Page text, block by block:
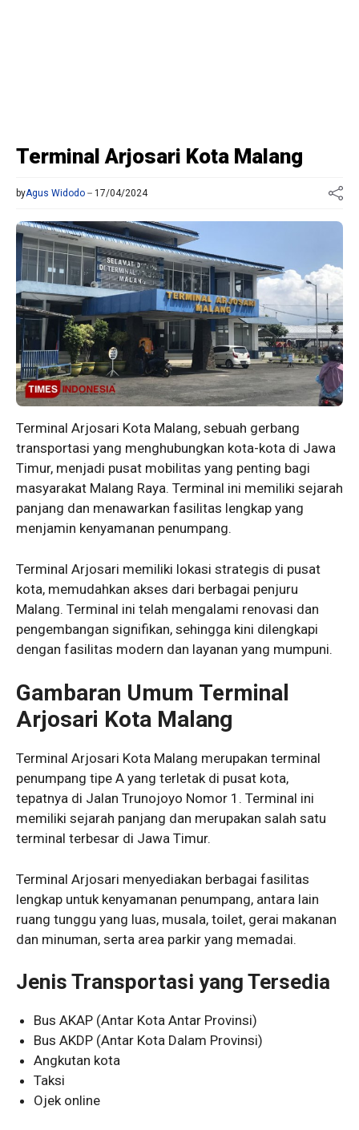
Terminal Arjosari Kota Malang
byAgus Widodo 17/04/2024
Terminal Arjosari Kota Malang, sebuah gerbang
transportasi yang menghubungkan kota-kota di Jawa
Timur, menjadi pusat mobilitas yang penting bagi
masyarakat Malang Raya. Terminal ini memiliki sejarah
panjang dan menawarkan fasilitas lengkap yang
menjamin kenyamanan penumpang.
Terminal Arjosari memiliki lokasi strategis di pusat
kota, memudahkan akses dari berbagai penjuru
Malang. Terminal ini telah mengalami renovasi dan
pengembangan signifikan, sehingga kini dilengkapi
dengan fasilitas modern dan layanan yang mumpuni.
Gambaran Umum Terminal
Arjosari Kota Malang
Terminal Arjosari Kota Malang merupakan terminal
penumpang tipe A yang terletak di pusat kota,
tepatnya di Jalan Trunojoyo Nomor 1. Terminal ini
memiliki sejarah panjang dan merupakan salah satu
terminal terbesar di Jawa Timur.
Terminal Arjosari menyediakan berbagai fasilitas
lengkap untuk kenyamanan penumpang, antara lain
ruang tunggu yang luas, musala, toilet, gerai makanan
dan minuman, serta area parkir yang memadai.
Jenis Transportasi yang Tersedia
Bus AKAP (Antar Kota Antar Provinsi)
Bus AKDP (Antar Kota Dalam Provinsi)
Angkutan kota
Taksi
Ojek online